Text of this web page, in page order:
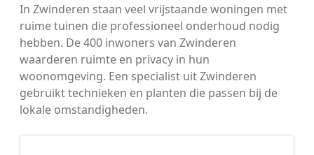
In Zwinderen staan veel vrijstaande woningen met
ruime tuinen die professioneel onderhoud nodig
hebben. De 400 inwoners van Zwinderen
waarderen ruimte en privacy in hun
woonomgeving. Een specialist uit Zwinderen
gebruikt technieken en planten die passen bij de
lokale omstandigheden.